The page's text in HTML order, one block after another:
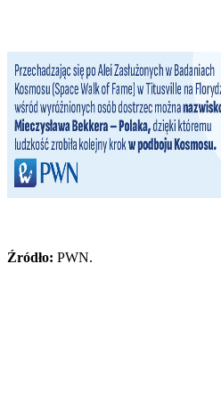
Źródło: PWN.